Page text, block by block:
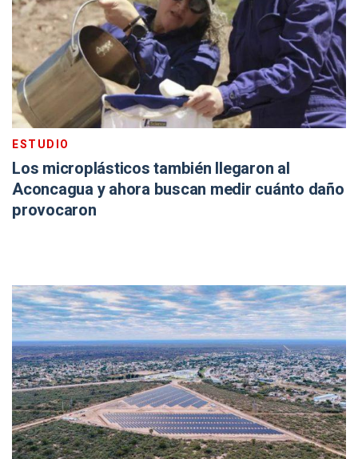
ESTUDIO
Los microplásticos también llegaron al
Aconcagua y ahora buscan medir cuánto daño
provocaron